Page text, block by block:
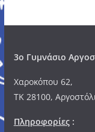
3o Γυμνάσιο
Χαροκόπου 62,
ΤΚ 28100,
Πληροφορίες: